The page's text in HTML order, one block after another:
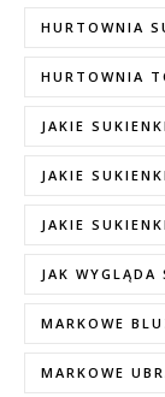
HURTOWNIA
HURTOWNIA
JAKIE
JAKIE
JAKIE
JAK WYGLĄDA
MARKOWE
MARKOWE